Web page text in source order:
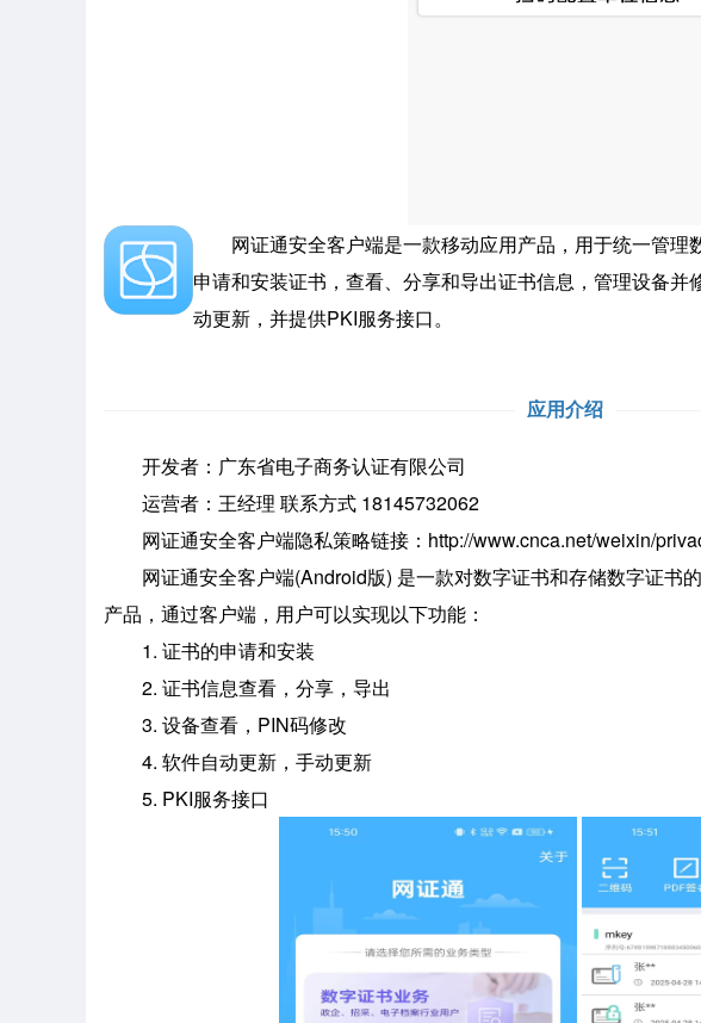
网证通安全客户端是一款移动应用产品，用于统一管理
申请和安装证书，查看、分享和导出证书信息，管理设备
动更新，并提供PKI服务接口。
应用介绍
开发者：广东省电子商务认证有限公司
运营者：王经理 联系方式 18145732062
网证通安全客户端隐私策略链接：http://www.cnca.net/weixin/
网证通安全客户端(Android版) 是一款对数字证书和存储数字证书
产品，通过客户端，用户可以实现以下功能：
1. 证书的申请和安装
2. 证书信息查看，分享，导出
3. 设备查看，PIN码修改
4. 软件自动更新，手动更新
5. PKI服务接口